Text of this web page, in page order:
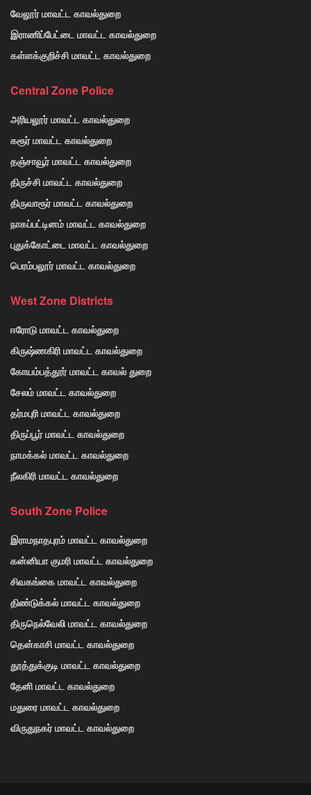
வேலூர் மாவட்ட காவல்துறை
இராணிப்பேட்டை மாவட்ட காவல்துறை
கள்ளக்குறிச்சி மாவட்ட காவல்துறை
Central Zone Police
அரியலூர் மாவட்ட காவல்துறை
கரூர் மாவட்ட காவல்துறை
தஞ்சாவூர் மாவட்ட காவல்துறை
திருச்சி மாவட்ட காவல்துறை
திருவாரூர் மாவட்ட காவல்துறை
நாகப்பட்டினம் மாவட்ட காவல்துறை
புதுக்கோட்டை மாவட்ட காவல்துறை
பெரம்பலூர் மாவட்ட காவல்துறை
West Zone Districts
ஈரோடு மாவட்ட காவல்துறை
கிருஷ்ணகிரி மாவட்ட காவல்துறை
கோயம்பத்தூர் மாவட்ட காவல் துறை
சேலம் மாவட்ட காவல்துறை
தர்மபுரி மாவட்ட காவல்துறை
திருப்பூர் மாவட்ட காவல்துறை
நாமக்கல் மாவட்ட காவல்துறை
நீலகிரி மாவட்ட காவல்துறை
South Zone Police
இராமநாதபுரம் மாவட்ட காவல்துறை
கன்னியா குமரி மாவட்ட காவல்துறை
சிவகங்கை மாவட்ட காவல்துறை
திண்டுக்கல் மாவட்ட காவல்துறை
திருநெல்வேலி மாவட்ட காவல்துறை
தென்காசி மாவட்ட காவல்துறை
தூத்துக்குடி மாவட்ட காவல்துறை
தேனி மாவட்ட காவல்துறை
மதுரை மாவட்ட காவல்துறை
விருதுநகர் மாவட்ட காவல்துறை